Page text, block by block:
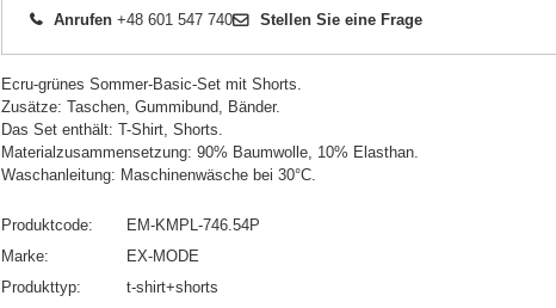
Anrufen +48 601 547 740 Stellen Sie eine Frage
Ecru-grünes Sommer-Basic-Set mit Shorts.
Zusätze: Taschen, Gummibund, Bänder.
Das Set enthält: T-Shirt, Shorts.
Materialzusammensetzung: 90% Baumwolle, 10% Elasthan.
Waschanleitung: Maschinenwäsche bei 30°C.
Produktcode
EM-KMPL-746.54P
Marke
EX-MODE
Produkttyp
t-shirt+shorts